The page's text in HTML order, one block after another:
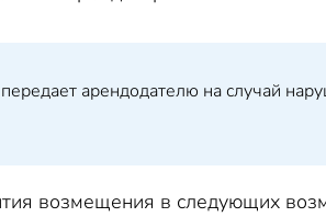
арендодателю на случай
возмещения в следующих